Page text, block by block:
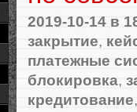
2019-10-14 в
закрытие,
платежные
блокировка,
кредитование